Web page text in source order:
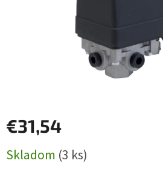
€31,54
cena:
Skladom (3 ks)